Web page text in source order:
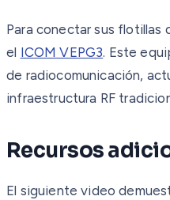
Para conectar sus flotillas
el ICOM VEPG3. Este
de radiocomunicación,
infraestructura RF
Recursos
El siguiente video